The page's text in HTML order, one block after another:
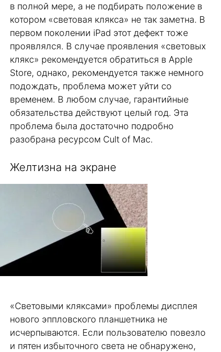
в полной мере, а не подбирать положение в
котором «световая клякса» не так заметна. В
первом поколении iPad этот дефект тоже
проявлялся. В случае проявления «световых
клякс» рекомендуется обратиться в Apple
Store, однако, рекомендуется также немного
подождать, проблема может уйти со
временем. В любом случае, гарантийные
обязательства действуют целый год. Эта
проблема была достаточно подробно
разобрана ресурсом Cult of Mac.
Желтизна на экране
«Световыми кляксами» проблемы дисплея
нового эппловского планшетника не
исчерпываются. Если пользователю повезло
и пятен избыточного света не обнаружено,